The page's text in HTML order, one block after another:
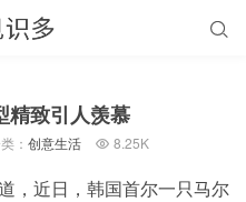

精致引人羡慕
： 创意生活  8.25K
，近日，韩国首尔一只马尔